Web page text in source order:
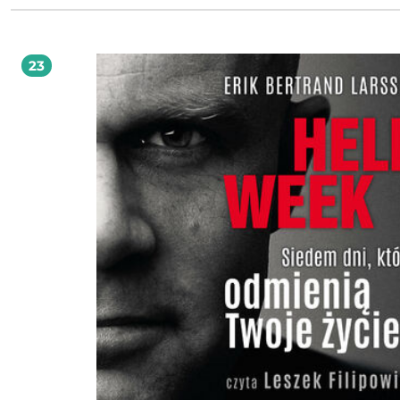
markę, zacznij uwalniać się od hejterstwa, braku wiary w siebie, a także wszech
spełnia Poznasz najważniejsze przesłanie każdego rozdziału Poznasz opinie
pierwszych osób Dla kogo jest ta książka? Jest ważne, aby to wiedzieć zanim ją kupisz,
zanim polecisz innym, zanim się zdecydujesz dać w prezencie swojej rodzinie,
pracownikom czy też klientom i partnerom biznesowym. Książka opowiada
pełnego wątpliwości człowieka, który stojąc przed decyzjami w życiu, wybierał
Raz ponosząc ciężkie konsekwencje, innym razem spijając śmietankę sukcesu i
kariery. Gdzieś po drodze zaczął powstawać nowy kręgosłup moralny,
coraz większą charyzmę, wewnętrzną siłę oraz stanowiący dobry punkt
egoizmu. Tego zdrowego, wartego ochrony oraz tego kwaśnego, odbijającego
własnych myśli i marzeń, a także do ich ochrony przed zimnym światem opinii
innych. Pokazuje drogę do stworzenia całkowicie indywidualnego,
Ciebie miejsca w życiu. Uczy, jak połączyć to miejsce z biznesem, tworząc silną
dookoła siebie i swoich idei. Możemy śmiało powiedzieć, że książka jest skierowana
do ludzi chcących zrobić karierę, pokazać się. Udowodnić sobie i innym, że
wiele więcej, niż na pierwszy rzut oka można zobaczyć. Jest manifestem
emocje u kogoś, kto nie zgadza się na bycie zwykłym, szarym człowiekiem.
niewidzącego nic złego w takim stylu życia, ale nie chcącego jednak należeć do
świata, pełnego stękaczy, narzekaczy i szukających winy u innych. Książka pomaga
dokonać wewnętrznej transformacji, ale w sposób delikatny, krok po kroku,
etapie. Zostawiając wiele furtek i dając cierpliwe wyjaśnienia, że nie każdy z
elementów musi być zrealizowany natychmiast. Biznesmen, artysta, polityk, matka,
student. Każda z tych osób, jeśli szuka otwartego, prostego i pełnego humoru
komunikatu, a nie ogłupia się uczonymi słowami, pustymi obietnicami lub
pseudointelektualnym bełkotem, będą zachwyceni. Możliwe, że zszokowani.
moment potrząśnięci, a na końcu... koniec da Ci tylko to, czego sam szukasz! W
23